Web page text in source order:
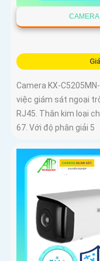
Camera KX-
việc giám sát ngoại
RJ45. Thân kim loại
67. Với độ phân giải 5